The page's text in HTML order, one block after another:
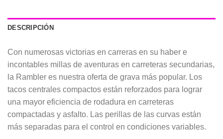
DESCRIPCIÓN
Con numerosas victorias en carreras en su haber e
incontables millas de aventuras en carreteras secundarias,
la Rambler es nuestra oferta de grava más popular. Los
tacos centrales compactos están reforzados para lograr
una mayor eficiencia de rodadura en carreteras
compactadas y asfalto. Las perillas de las curvas están
más separadas para el control en condiciones variables.